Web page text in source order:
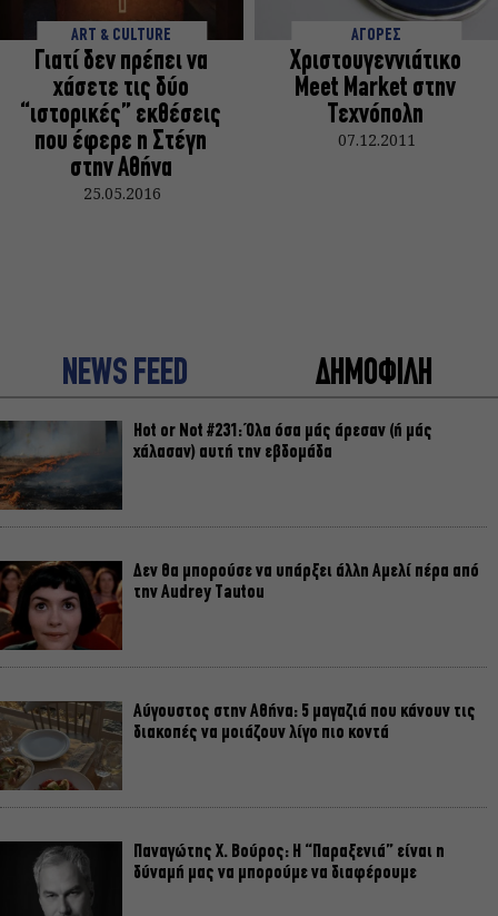
ART & CULTURE
Γιατί δεν πρέπει να
χάσετε τις δύο
“ιστορικές” εκθέσεις
που έφερε η Στέγη
στην Αθήνα
25.05.2016
ΑΓΟΡΕΣ
Χριστουγεννιάτικο
Meet Market στην
Τεχνόπολη
07.12.2011
NEWS FEED ΔΗΜΟΦΙΛΗ
Hot or Not #231: Όλα όσα μάς άρεσαν (ή μάς
χάλασαν) αυτή την εβδομάδα
Δεν θα μπορούσε να υπάρξει άλλη Αμελί πέρα από
την Audrey Tautou
Αύγουστος στην Αθήνα: 5 μαγαζιά που κάνουν τις
διακοπές να μοιάζουν λίγο πιο κοντά
Παναγώτης Χ. Βούρος: Η “Παραξενιά” είναι η
δύναμή μας να μπορούμε να διαφέρουμε